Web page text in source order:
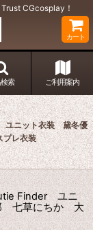
CGcosplay！
カート
索 ご利用案内
ニット衣装 黛冬優
レ衣装
Finder ユニ
七草にちか 大